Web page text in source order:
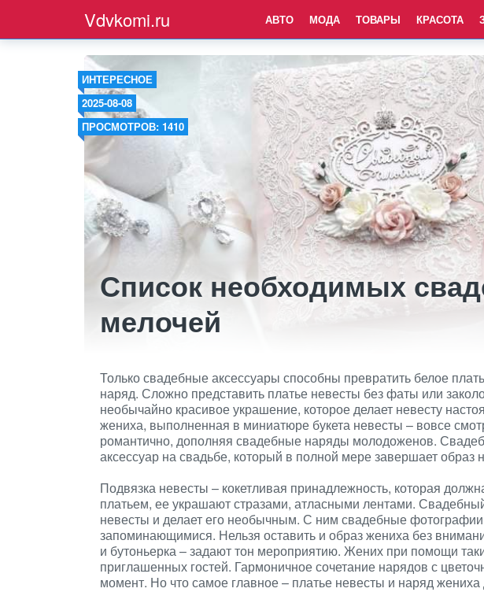
Vdvkomi.ru АВТО МОДА ТОВАРЫ КРАСОТА
ИНТЕРЕСНОЕ
2025-08-08
ПРОСМОТРОВ: 1410
Список необходимых
мелочей
Только свадебные аксессуары способны превратить белое
наряд. Сложно представить платье невесты без фаты или
необычайно красивое украшение, которое делает невесту
жениха, выполненная в миниатюре букета невесты – вовсе
романтично, дополняя свадебные наряды молодоженов.
аксессуар на свадьбе, который в полной мере завершает образ
Подвязка невесты – кокетливая принадлежность, которая
платьем, ее украшают стразами, атласными лентами.
невесты и делает его необычным. С ним свадебные
запоминающимися. Нельзя оставить и образ жениха без
и бутоньерка – задают тон мероприятию. Жених при помощи
приглашенных гостей. Гармоничное сочетание нарядов с
момент. Но что самое главное – платье невесты и наряд